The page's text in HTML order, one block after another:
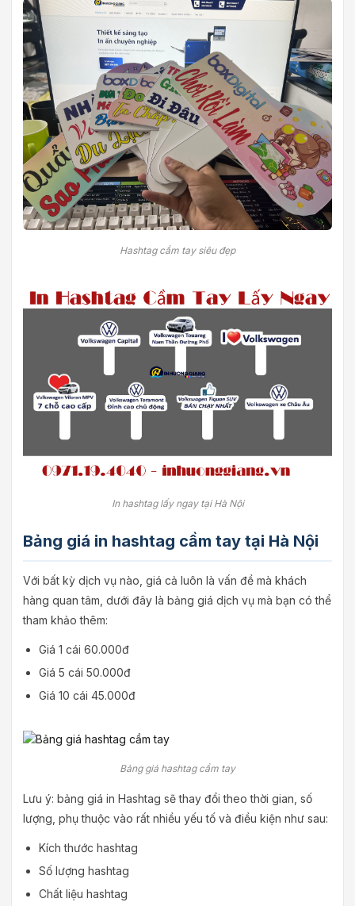
Hashtag cầm tay siêu đẹp
In hashtag lấy ngay tại Hà Nội
Bảng giá in hashtag cầm tay tại Hà Nội
Với bất kỳ dịch vụ nào, giá cả luôn là vấn đề mà khách
hàng quan tâm, dưới đây là bảng giá dịch vụ mà bạn có thể
tham khảo thêm:
Giá 1 cái 60.000đ
Giá 5 cái 50.000đ
Giá 10 cái 45.000đ
Bảng giá hashtag cầm tay
Lưu ý: bảng giá in Hashtag sẽ thay đổi theo thời gian, số
lượng, phụ thuộc vào rất nhiều yếu tố và điều kiện như sau:
Kích thước hashtag
Số lượng hashtag
Chất liệu hashtag